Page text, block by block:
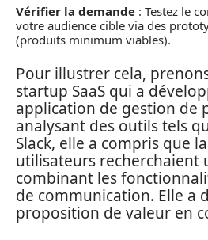
Vérifier la demande : Testez le
votre audience cible via des
(produits minimum viables).
Pour illustrer cela, prenons
startup SaaS qui a
application de gestion de
analysant des outils tels
Slack, elle a compris que
utilisateurs recherchaient
combinant les
de communication. Elle a
proposition de valeur en